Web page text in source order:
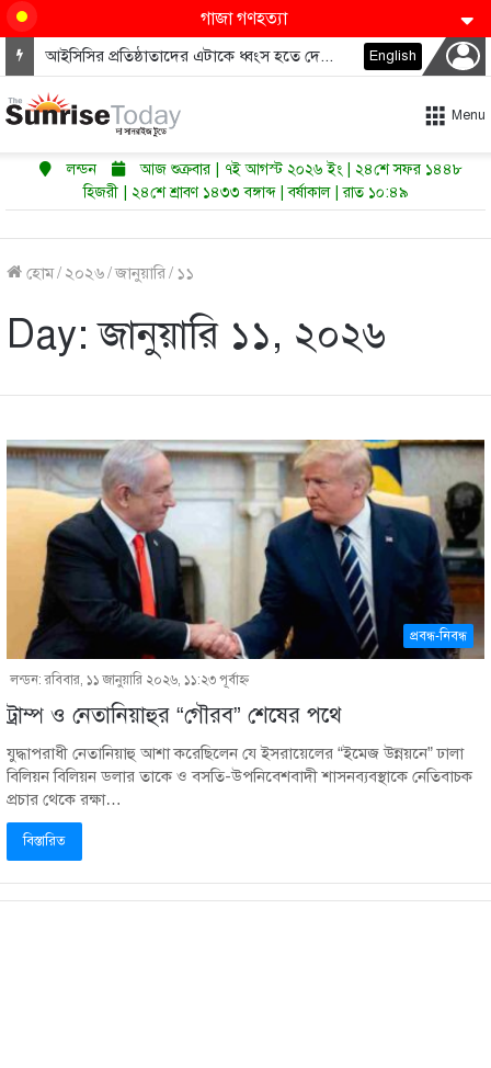
গাজা গণহত্যা
আইসিসির প্রতিষ্ঠাতাদের এটাকে ধ্বংস হতে দেওয়া উচিত নয় English
Menu
লন্ডন
আজ শুক্রবার | ৭ই আগস্ট ২০২৬ ইং | ২৪শে সফর ১৪৪৮
হিজরী | ২৪শে শ্রাবণ ১৪৩৩ বঙ্গাব্দ | বর্ষাকাল | রাত ১০:৪৯
হোম/ ২০২৬/জানুয়ারি/ ১১
Day:জানুয়ারি ১১, ২০২৬
প্রবন্ধ-নিবন্ধ
লন্ডন: রবিবার, ১১ জানুয়ারি ২০২৬, ১১:২৩ পূর্বাহ্ণ
ট্রাম্প ও নেতানিয়াহুর “গৌরব” শেষের পথে
যুদ্ধাপরাধী নেতানিয়াহু আশা করেছিলেন যে ইসরায়েলের “ইমেজ উন্নয়নে” ঢালা
বিলিয়ন বিলিয়ন ডলার তাকে ও বসতি-উপনিবেশবাদী শাসনব্যবস্থাকে নেতিবাচক
প্রচার থেকে রক্ষা…
বিস্তারিত